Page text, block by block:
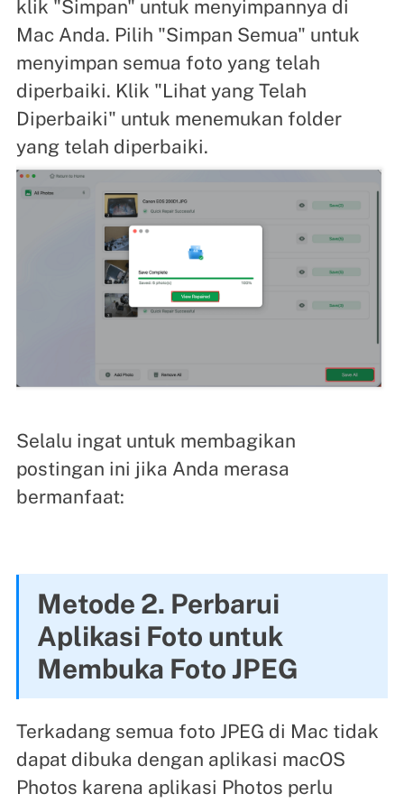
klik "Simpan" untuk menyimpannya di
Mac Anda. Pilih "Simpan Semua" untuk
menyimpan semua foto yang telah
diperbaiki. Klik "Lihat yang Telah
Diperbaiki" untuk menemukan folder
yang telah diperbaiki.
Selalu ingat untuk membagikan
postingan ini jika Anda merasa
bermanfaat:
Metode 2. Perbarui
Aplikasi Foto untuk
Membuka Foto JPEG
Terkadang semua foto JPEG di Mac tidak
dapat dibuka dengan aplikasi macOS
Photos karena aplikasi Photos perlu